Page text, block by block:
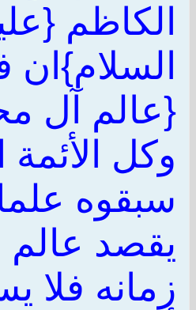
الكاظم
{عالم آل
وكل الأئمة
سبقوه
يقصد عالم
زمانه فلا